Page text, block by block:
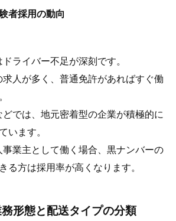
者採用の動向
ライバー不足が深刻です。
人が多く、普通免許があればすぐ働
では、地元密着型の企業が積極的に
います。
業主として働く場合、黒ナンバーの
る方は採用率が高くなります。
形態と配送タイプの分類